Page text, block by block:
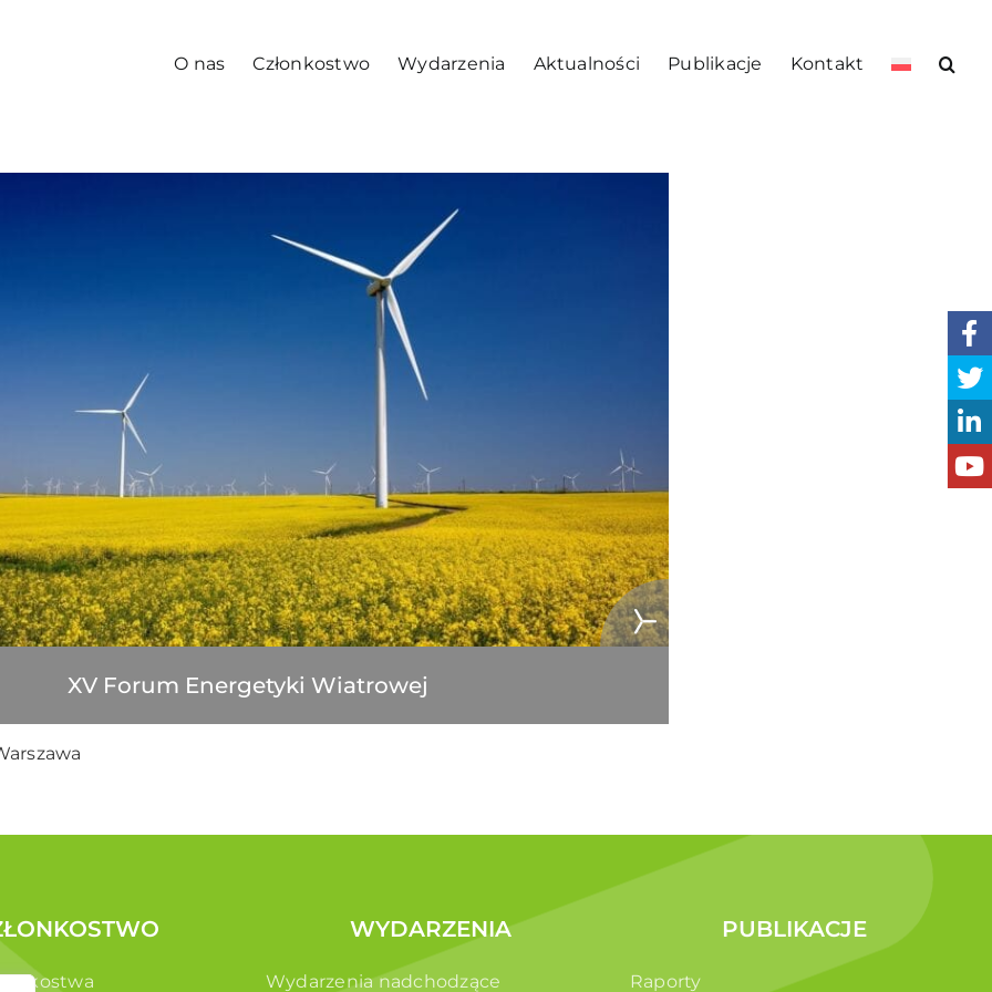
O nas Członkostwo Wydarzenia Aktualności Publikacje Kontakt
XV Forum Energetyki Wiatrowej
WYDARZENIA
Wydarzenia nadchodzące
PUBLIKACJE
Raporty